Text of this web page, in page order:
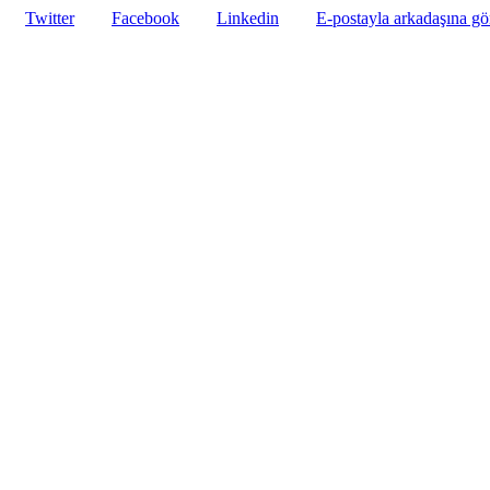
Twitter Facebook Linkedin E-postayla arkadaşına